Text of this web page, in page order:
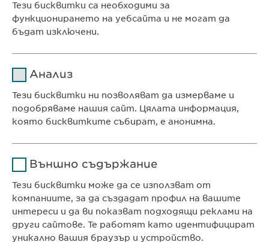
Ewopharma Ltd
ул. „8-ми декември“ № 13
КОНТАКТ
Телефон: +359 2 962 12 00
e-mail:info@ewopharma.bg
Тези бисквитки са необходими за
функционирането на уебсайта и не могат да
бъдат изключени.
Продължителност 1 година
Цел
Съхранява състоянието
бисквитките на
потребителите.
Анализ
Тези бисквитки ни позволяват да измерваме и
подобряваме нашия сайт. Цялата информация,
която бисквитките събират, е анонимна.
Продължителност 1 day
Цел Generates statistical data.
Външно съдържание
Тези бисквитки може да се използват от
компаниите, за да създадат профил на вашите
интереси и да ви показват подходящи реклами на
други сайтове. Те работят като идентифицират
уникално вашия браузър и устройство.